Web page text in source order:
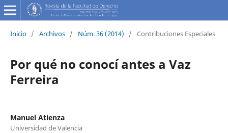
Inicio / Archivos / Núm. 36 (2014) / Contribuciones Especiales
Por qué no conocí antes a Vaz
Ferreira
Manuel Atienza
Universidad de Valencia